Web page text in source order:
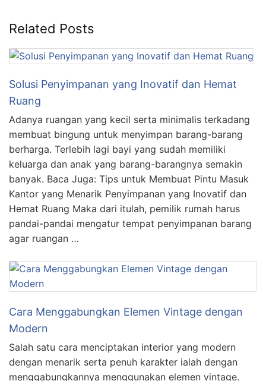
Related Posts
Solusi Penyimpanan yang Inovatif dan Hemat
Ruang
Adanya ruangan yang kecil serta minimalis terkadang
membuat bingung untuk menyimpan barang-barang
berharga. Terlebih lagi bayi yang sudah memiliki
keluarga dan anak yang barang-barangnya semakin
banyak. Baca Juga: Tips untuk Membuat Pintu Masuk
Kantor yang Menarik Penyimpanan yang Inovatif dan
Hemat Ruang Maka dari itulah, pemilik rumah harus
pandai-pandai mengatur tempat penyimpanan barang
agar ruangan …
Cara Menggabungkan Elemen Vintage dengan
Modern
Salah satu cara menciptakan interior yang modern
dengan menarik serta penuh karakter ialah dengan
menggabungkannya menggunakan elemen vintage.